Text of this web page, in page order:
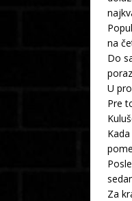
na
Do
U
Pre
Za